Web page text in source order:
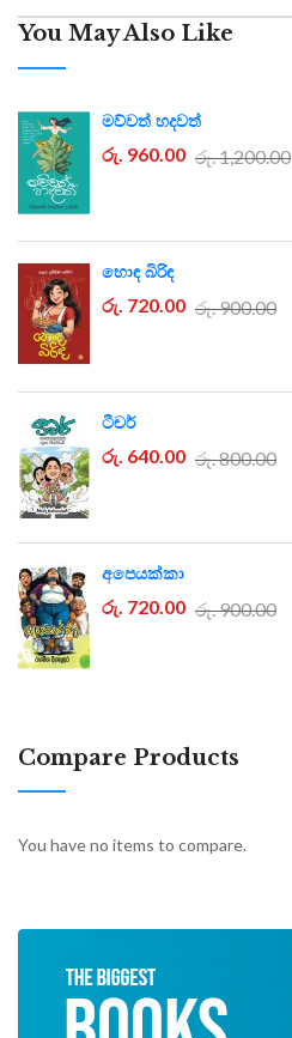
You May Also Like
මව්වත් හදවත්
රු. 960.00 රු. 1,200.00
හොඳ බිරිඳ
රු. 720.00 රු. 900.00
ටීචර්
රු. 640.00 රු. 800.00
අපෙයක්කා
රු. 720.00 රු. 900.00
Compare Products
You have no items to compare.